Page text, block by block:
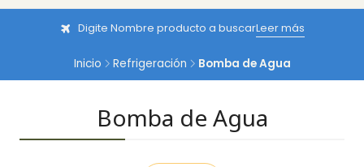
Digite Nombre producto a buscarLeer más
Inicio Refrigeración Bomba de Agua
Bomba de Agua